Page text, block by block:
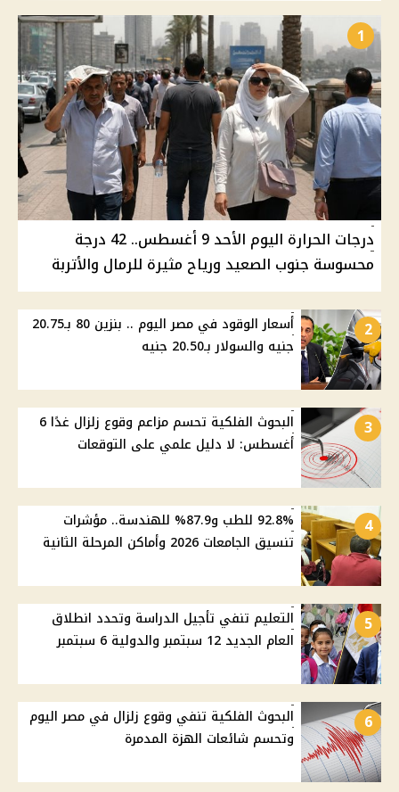
1
درجات الحرارة اليوم الأحد 9 أغسطس.. 42 درجة
محسوسة جنوب الصعيد ورياح مثيرة للرمال والأتربة
2
أسعار الوقود في مصر اليوم .. بنزين 80 بـ20.75
جنيه والسولار بـ20.50 جنيه
3
البحوث الفلكية تحسم مزاعم وقوع زلزال غدًا 6
أغسطس: لا دليل علمي على التوقعات
4
92.8% للطب و87.9% للهندسة.. مؤشرات
تنسيق الجامعات 2026 وأماكن المرحلة الثانية
5
التعليم تنفي تأجيل الدراسة وتحدد انطلاق
العام الجديد 12 سبتمبر والدولية 6 سبتمبر
6
البحوث الفلكية تنفي وقوع زلزال في مصر اليوم
وتحسم شائعات الهزة المدمرة